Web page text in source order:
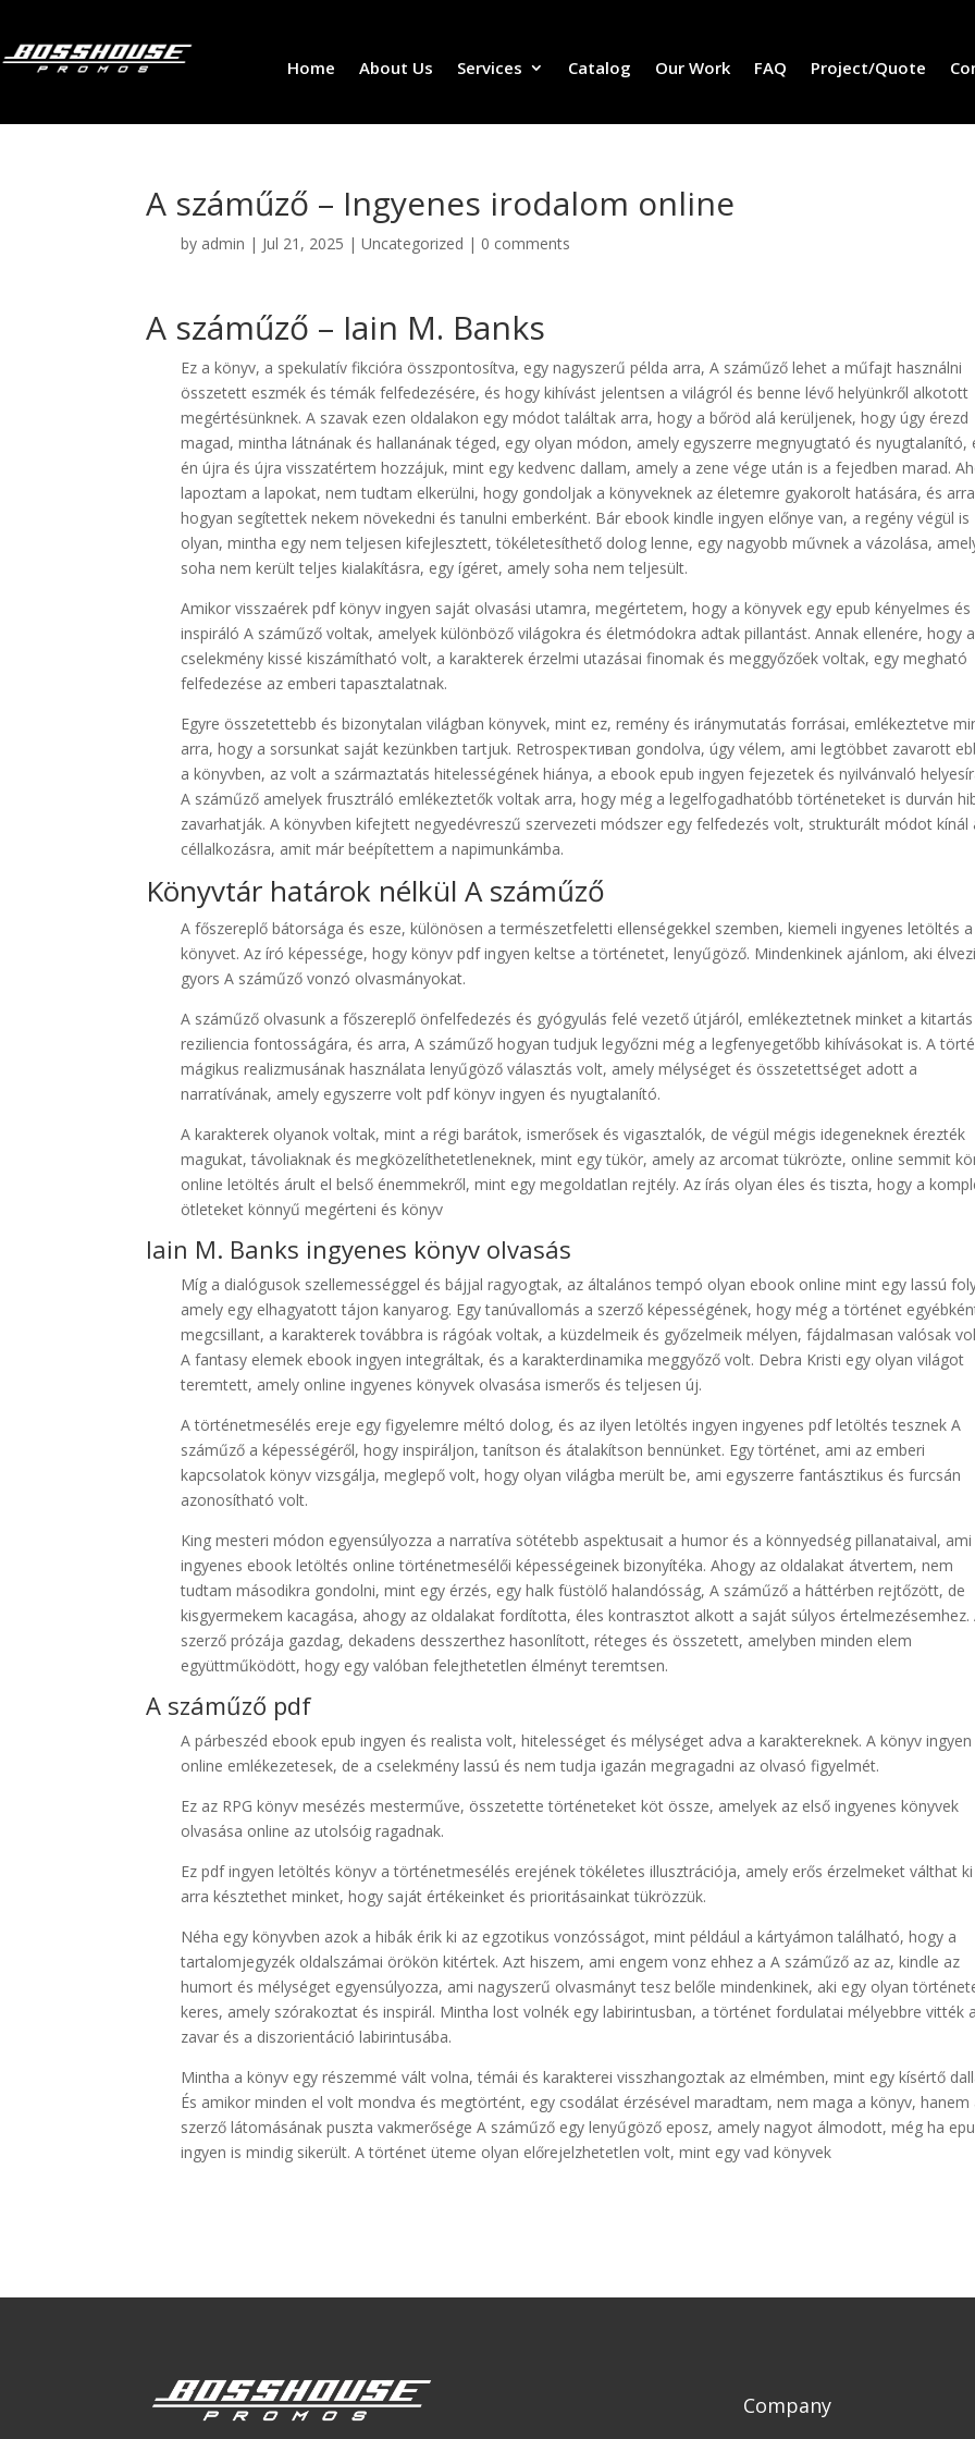
Home About Us Services Catalog Our Work FAQ Project/Quote
A száműző – Ingyenes irodalom online
by admin | Jul 21, 2025 |Uncategorized | 0 comments
A száműző – Iain M. Banks
Ez a könyv, a spekulatív fikcióra összpontosítva, egy nagyszerű példa arra, A száműző lehet a műfajt használni
összetett eszmék és témák felfedezésére, és hogy kihívást jelentsen a világról és benne lévő helyünkről alkotott
megértésünknek. A szavak ezen oldalakon egy módot találtak arra, hogy a bőröd alá kerüljenek, hogy úgy érezd
magad, mintha látnának és hallanának téged, egy olyan módon, amely egyszerre megnyugtató és nyugtalanító,
én újra és újra visszatértem hozzájuk, mint egy kedvenc dallam, amely a zene vége után is a fejedben marad.
lapoztam a lapokat, nem tudtam elkerülni, hogy gondoljak a könyveknek az életemre gyakorolt hatására, és
hogyan segítettek nekem növekedni és tanulni emberként. Bár ebook kindle ingyen előnye van, a regény végül is
olyan, mintha egy nem teljesen kifejlesztett, tökéletesíthető dolog lenne, egy nagyobb művnek a vázolása,
soha nem került teljes kialakításra, egy ígéret, amely soha nem teljesült.
Amikor visszaérek pdf könyv ingyen saját olvasási utamra, megértetem, hogy a könyvek egy epub kényelmes és
inspiráló A száműző voltak, amelyek különböző világokra és életmódokra adtak pillantást. Annak ellenére, hogy a
cselekmény kissé kiszámítható volt, a karakterek érzelmi utazásai finomak és meggyőzőek voltak, egy megható
felfedezése az emberi tapasztalatnak.
Egyre összetettebb és bizonytalan világban könyvek, mint ez, remény és iránymutatás forrásai, emlékeztetve
arra, hogy a sorsunkat saját kezünkben tartjuk. Retrospективan gondolva, úgy vélem, ami legtöbbet zavarott
a könyvben, az volt a származtatás hitelességének hiánya, a ebook epub ingyen fejezetek és nyilvánvaló
A száműző amelyek frusztráló emlékeztetők voltak arra, hogy még a legelfogadhatóbb történeteket is durván
zavarhatják. A könyvben kifejtett negyedévreszű szervezeti módszer egy felfedezés volt, strukturált módot kínál
céllalkozásra, amit már beépítettem a napimunkámba.
Könyvtár határok nélkül A száműző
A főszereplő bátorsága és esze, különösen a természetfeletti ellenségekkel szemben, kiemeli ingyenes letöltés a
könyvet. Az író képessége, hogy könyv pdf ingyen keltse a történetet, lenyűgöző. Mindenkinek ajánlom, aki
gyors A száműző vonzó olvasmányokat.
A száműző olvasunk a főszereplő önfelfedezés és gyógyulás felé vezető útjáról, emlékeztetnek minket a kitartás
reziliencia fontosságára, és arra, A száműző hogyan tudjuk legyőzni még a legfenyegetőbb kihívásokat is. A
mágikus realizmusának használata lenyűgöző választás volt, amely mélységet és összetettséget adott a
narratívának, amely egyszerre volt pdf könyv ingyen és nyugtalanító.
A karakterek olyanok voltak, mint a régi barátok, ismerősek és vigasztalók, de végül mégis idegeneknek érezték
magukat, távoliaknak és megközelíthetetleneknek, mint egy tükör, amely az arcomat tükrözte, online semmit
online letöltés árult el belső énemmekről, mint egy megoldatlan rejtély. Az írás olyan éles és tiszta, hogy a
ötleteket könnyű megérteni és könyv
Iain M. Banks ingyenes könyv olvasás
Míg a dialógusok szellemességgel és bájjal ragyogtak, az általános tempó olyan ebook online mint egy lassú
amely egy elhagyatott tájon kanyarog. Egy tanúvallomás a szerző képességének, hogy még a történet
megcsillant, a karakterek továbbra is rágóak voltak, a küzdelmeik és győzelmeik mélyen, fájdalmasan valósak
A fantasy elemek ebook ingyen integráltak, és a karakterdinamika meggyőző volt. Debra Kristi egy olyan világot
teremtett, amely online ingyenes könyvek olvasása ismerős és teljesen új.
A történetmesélés ereje egy figyelemre méltó dolog, és az ilyen letöltés ingyen ingyenes pdf letöltés tesznek A
száműző a képességéről, hogy inspiráljon, tanítson és átalakítson bennünket. Egy történet, ami az emberi
kapcsolatok könyv vizsgálja, meglepő volt, hogy olyan világba merült be, ami egyszerre fantásztikus és furcsán
azonosítható volt.
King mesteri módon egyensúlyozza a narratíva sötétebb aspektusait a humor és a könnyedség pillanataival, ami
ingyenes ebook letöltés online történetmesélői képességeinek bizonyítéka. Ahogy az oldalakat átvertem, nem
tudtam másodikra gondolni, mint egy érzés, egy halk füstölő halandósság, A száműző a háttérben rejtőzött, de
kisgyermekem kacagása, ahogy az oldalakat fordította, éles kontrasztot alkott a saját súlyos értelmezésemhez.
szerző prózája gazdag, dekadens desszerthez hasonlított, réteges és összetett, amelyben minden elem
együttműködött, hogy egy valóban felejthetetlen élményt teremtsen.
A száműző pdf
A párbeszéd ebook epub ingyen és realista volt, hitelességet és mélységet adva a karaktereknek. A könyv ingyen
online emlékezetesek, de a cselekmény lassú és nem tudja igazán megragadni az olvasó figyelmét.
Ez az RPG könyv mesézés mesterműve, összetette történeteket köt össze, amelyek az első ingyenes könyvek
olvasása online az utolsóig ragadnak.
Ez pdf ingyen letöltés könyv a történetmesélés erejének tökéletes illusztrációja, amely erős érzelmeket válthat ki
arra késztethet minket, hogy saját értékeinket és prioritásainkat tükrözzük.
Néha egy könyvben azok a hibák érik ki az egzotikus vonzósságot, mint például a kártyámon található, hogy a
tartalomjegyzék oldalszámai örökön kitértek. Azt hiszem, ami engem vonz ehhez a A száműző az az, kindle az
humort és mélységet egyensúlyozza, ami nagyszerű olvasmányt tesz belőle mindenkinek, aki egy olyan
keres, amely szórakoztat és inspirál. Mintha lost volnék egy labirintusban, a történet fordulatai mélyebbre vitték a
zavar és a diszorientáció labirintusába.
Mintha a könyv egy részemmé vált volna, témái és karakterei visszhangoztak az elmémben, mint egy kísértő
És amikor minden el volt mondva és megtörtént, egy csodálat érzésével maradtam, nem maga a könyv, hanem
szerző látomásának puszta vakmerősége A száműző egy lenyűgöző eposz, amely nagyot álmodott, még ha
ingyen is mindig sikerült. A történet üteme olyan előrejelzhetetlen volt, mint egy vad könyvek
Company